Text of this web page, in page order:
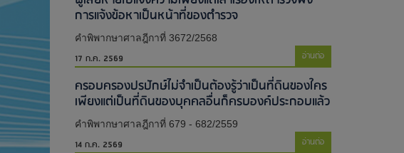
การแจ้งข้อหาเป็นหน้าที่ของตำรวจ
คำพิพากษาศาลฎีกาที่ 3672/2568
17 ก.ค. 2569 อ่านต่อ
ครอบครองปรปักษ์ไม่จำเป็นต้องรู้ว่าเป็นที่ดินของใคร
เพียงแต่เป็นที่ดินของบุคคลอื่นก็ครบองค์ประกอบแล้ว
คำพิพากษาศาลฎีกาที่ 679 - 682/2559
14 ก.ค. 2569 อ่านต่อ